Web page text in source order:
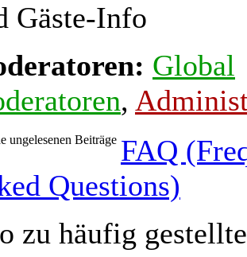
Gäste-Info
Global
,
FAQ
Questions)
zu häufig